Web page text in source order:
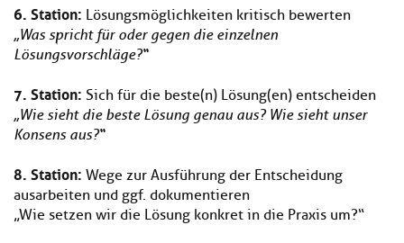
6.Station: Lösungsmöglichkeiten kritisch bewerten
„Was spricht für oder gegen die einzelnen
Lösungsvorschläge?“
7.Station: Sich für die beste(n) Lösung(en) entscheiden
„Wie sieht die beste Lösung genau aus? Wie sieht unser
Konsens aus?“
8.Station: Wege zur Ausführung der Entscheidung
ausarbeiten und ggf. dokumentieren
„Wie setzen wir die Lösung konkret in die Praxis um?“